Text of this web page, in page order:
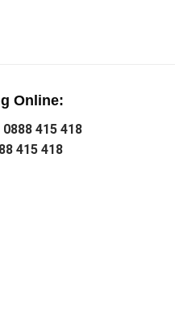
Online:
0888 415 418
415 418